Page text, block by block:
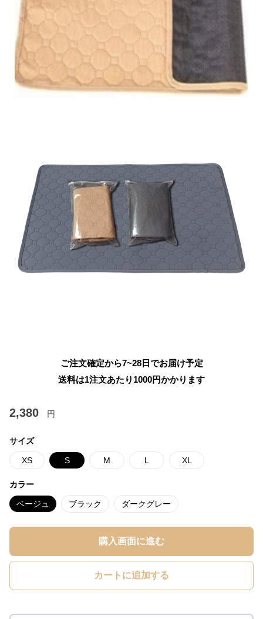
ご注文確定から7~28日でお届け予定
送料は1注文あたり 1000円かかります
2,380 円
サイズ
XS S M L XL
カラー
ベージュ ブラック ダークグレー
購入画面に進む
カートに追加する